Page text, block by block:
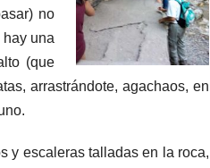
no
una
(que
arrastrándote, agachaos, en
y escaleras talladas en la roca,